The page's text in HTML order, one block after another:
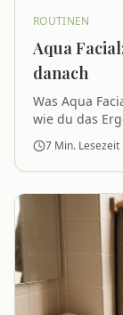
ROUTINEN
Aqua
danach
Was Aqua
wie du das
Aftercare-
7 Min. Lesezeit